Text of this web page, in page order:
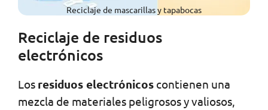
Reciclaje de mascarillas y tapabocas
Reciclaje de residuos
electrónicos
Los residuos electrónicos contienen una
mezcla de materiales peligrosos y valiosos,